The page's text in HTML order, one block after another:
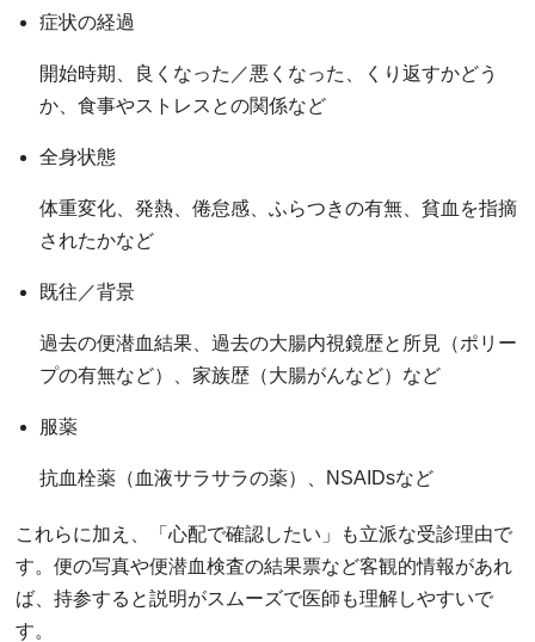
症状の経過
開始時期、良くなった／悪くなった、くり返すかどう
か、食事やストレスとの関係など
全身状態
体重変化、発熱、倦怠感、ふらつきの有無、貧血を指摘
されたかなど
既往／背景
過去の便潜血結果、過去の大腸内視鏡歴と所見（ポリー
プの有無など）、家族歴（大腸がんなど）など
服薬
抗血栓薬（血液サラサラの薬）、NSAIDsなど
これらに加え、「心配で確認したい」も立派な受診理由で
す。便の写真や便潜血検査の結果票など客観的情報があれ
ば、持参すると説明がスムーズで医師も理解しやすいで
す。